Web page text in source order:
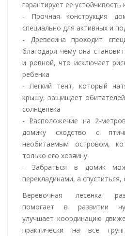
гарантирует ее устойчивость
- Прочная конструкция
специально для активных и
- Древесина проходит
благодаря чему она
и ровной, что исключает
ребенка
- Легкий тент, который
крышу, защищает
солнцепека
- Расположение на 2-
домику сходство с
необитаемым островом,
только его хозяину
- Забраться в домик
перекладинами, а спуститься,
Веревочная лесенка
помогает в развитии
улучшает координацию
практически на все